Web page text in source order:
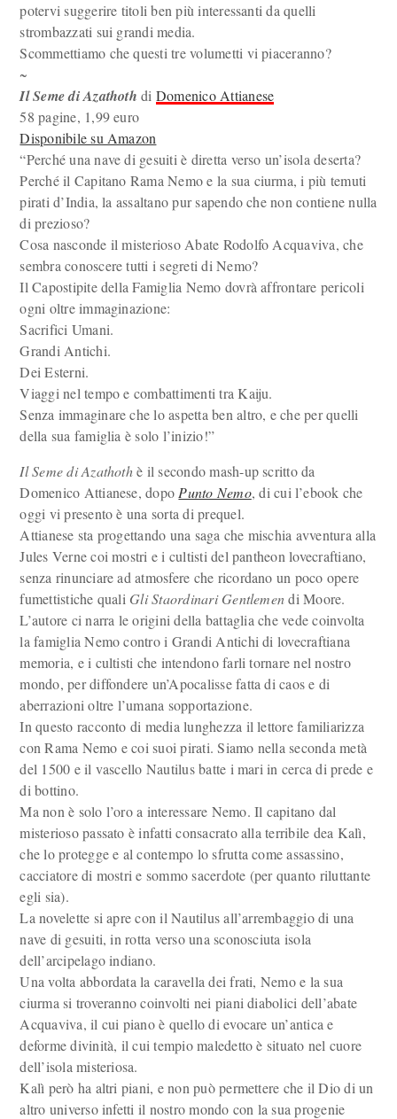
potervi suggerire titoli ben più interessanti da quelli
strombazzati sui grandi media.
Scommettiamo che questi tre volumetti vi piaceranno?
~
Il Seme di Azathoth di Domenico Attianese
58 pagine, 1,99 euro
Disponibile su Amazon
“Perché una nave di gesuiti è diretta verso un’isola deserta?
Perché il Capitano Rama Nemo e la sua ciurma, i più temuti
pirati d’India, la assaltano pur sapendo che non contiene nulla
di prezioso?
Cosa nasconde il misterioso Abate Rodolfo Acquaviva, che
sembra conoscere tutti i segreti di Nemo?
Il Capostipite della Famiglia Nemo dovrà affrontare pericoli
ogni oltre immaginazione:
Sacrifici Umani.
Grandi Antichi.
Dei Esterni.
Viaggi nel tempo e combattimenti tra Kaiju.
Senza immaginare che lo aspetta ben altro, e che per quelli
della sua famiglia è solo l’inizio!”
Il Seme di Azathothè il secondo mash-up scritto da
Domenico Attianese, dopo Punto Nemo, di cui l’ebook che
oggi vi presento è una sorta di prequel.
Attianese sta progettando una saga che mischia avventura alla
Jules Verne coi mostri e i cultisti del pantheon lovecraftiano,
senza rinunciare ad atmosfere che ricordano un poco opere
fumettistiche quali Gli Staordinari Gentlemendi Moore.
L’autore ci narra le origini della battaglia che vede coinvolta
la famiglia Nemo contro i Grandi Antichi di lovecraftiana
memoria, e i cultisti che intendono farli tornare nel nostro
mondo, per diffondere un’Apocalisse fatta di caos e di
aberrazioni oltre l’umana sopportazione.
In questo racconto di media lunghezza il lettore familiarizza
con Rama Nemo e coi suoi pirati. Siamo nella seconda metà
del 1500 e il vascello Nautilus batte i mari in cerca di prede e
di bottino.
Ma non è solo l’oro a interessare Nemo. Il capitano dal
misterioso passato è infatti consacrato alla terribile dea Kalì,
che lo protegge e al contempo lo sfrutta come assassino,
cacciatore di mostri e sommo sacerdote (per quanto riluttante
egli sia).
La novelette si apre con il Nautilus all’arrembaggio di una
nave di gesuiti, in rotta verso una sconosciuta isola
dell’arcipelago indiano.
Una volta abbordata la caravella dei frati, Nemo e la sua
ciurma si troveranno coinvolti nei piani diabolici dell’abate
Acquaviva, il cui piano è quello di evocare un’antica e
deforme divinità, il cui tempio maledetto è situato nel cuore
dell’isola misteriosa.
Kalì però ha altri piani, e non può permettere che il Dio di un
altro universo infetti il nostro mondo con la sua progenie